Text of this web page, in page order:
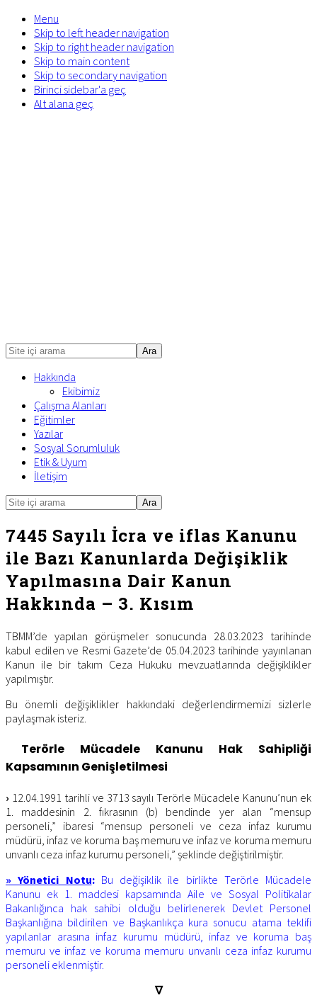
Menu
Skip to left header navigation
Skip to right header navigation
Skip to main content
Skip to secondary navigation
Birinci sidebar'a geç
Alt alana geç
Site
arama Hakkında
Ekibimiz
Çalışma Alanları
Eğitimler
Yazılar
Sosyal Sorumluluk
Etik & Uyum
İletişim
Mobile
Menu
Site
arama
7445 Sayılı İcra ve iflas Kanunu
ile Bazı Kanunlarda Değişiklik
Yapılmasına Dair Kanun
Hakkında – 3. Kısım
TBMM’de yapılan görüşmeler sonucunda 28.03.2023 tarihinde
kabul edilen ve Resmi Gazete’de 05.04.2023 tarihinde yayınlanan
Kanun ile bir takım Ceza Hukuku mevzuatlarında değişiklikler
yapılmıştır.
Bu önemli değişiklikler hakkındaki değerlendirmemizi sizlerle
paylaşmak isteriz.
Terörle Mücadele Kanunu Hak Sahipliği
Kapsamının Genişletilmesi
› 12.04.1991 tarihli ve 3713 sayılı Terörle Mücadele Kanunu’nun ek
1. maddesinin 2. fıkrasının (b) bendinde yer alan “mensup
personeli,” ibaresi “mensup personeli ve ceza infaz kurumu
müdürü, infaz ve koruma baş memuru ve infaz ve koruma memuru
unvanlı ceza infaz kurumu personeli,” şeklinde değiştirilmiştir.
» Yönetici Notu:Bu değişiklik ile birlikte Terörle Mücadele
Kanunu ek 1. maddesi kapsamında Aile ve Sosyal Politikalar
Bakanlığınca hak sahibi olduğu belirlenerek Devlet Personel
Başkanlığına bildirilen ve Başkanlıkça kura sonucu atama teklifi
yapılanlar arasına infaz kurumu müdürü, infaz ve koruma baş
memuru ve infaz ve koruma memuru unvanlı ceza infaz kurumu
personeli eklenmiştir.
∇